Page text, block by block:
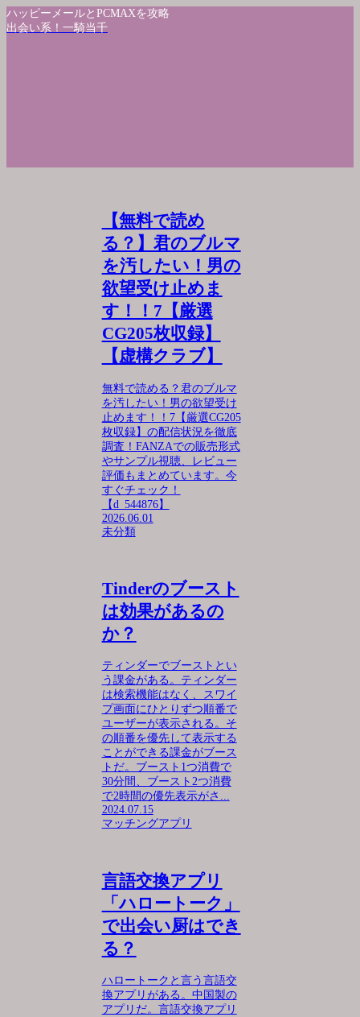
ハッピーメールとPCMAXを攻略
出会い系！一騎当千
【無料で読め
る？】君のブルマ
を汚したい！男の
欲望受け止めま
す！！7【厳選
CG205枚収録】
【虚構クラブ】
無料で読める？君のブルマ
を汚したい！男の欲望受け
止めます！！7【厳選CG205
枚収録】の配信状況を徹底
調査！FANZAでの販売形式
やサンプル視聴、レビュー
評価もまとめています。今
すぐチェック！
【d_544876】
2026.06.01
未分類
Tinderのブースト
は効果があるの
か？
ティンダーでブーストとい
う課金がある。ティンダー
は検索機能はなく、スワイ
プ画面にひとりずつ順番で
ユーザーが表示される。そ
の順番を優先して表示する
ことができる課金がブース
トだ。ブースト1つ消費で
30分間、ブースト2つ消費
で2時間の優先表示がさ...
2024.07.15
マッチングアプリ
言語交換アプリ
「ハロートーク」
で出会い厨はでき
る？
ハロートークと言う言語交
換アプリがある。中国製の
アプリだ。言語交換アプリ